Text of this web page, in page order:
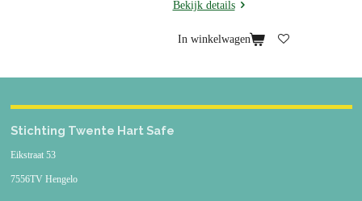
Bekijk details
In winkelwagen
Stichting Twente Hart Safe
Eikstraat 53
7556TV Hengelo